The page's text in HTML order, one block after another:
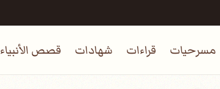
مسرحيات قراءات شهادات قصص الأنبياء